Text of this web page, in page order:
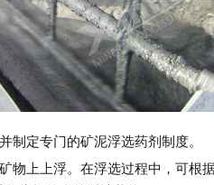
制定专门的矿泥浮选药剂制度。
物上上浮。在浮选过程中，可根